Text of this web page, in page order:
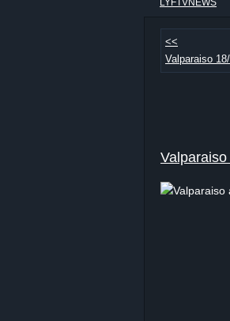
LYFTVNEWS
<<
Valparaiso